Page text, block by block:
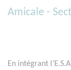
Amicale -
En intégrant